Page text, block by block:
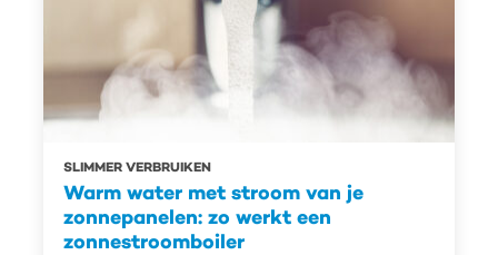
SLIMMER VERBRUIKEN
Warm water met stroom van je
zonnepanelen: zo werkt een
zonnestroomboiler